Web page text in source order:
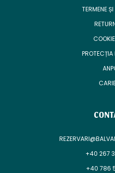
TERMENE
PROTECȚIA
+40 267
+40 786